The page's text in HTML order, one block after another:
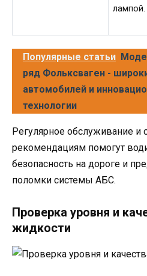
лампой.
Популярные статьи
ряд Фольксваген -
автомобилей и
технологии
Регулярное обслуживание и
рекомендациям помогут
безопасность на дороге и
поломки системы АБС.
Проверка уровня и
жидкости